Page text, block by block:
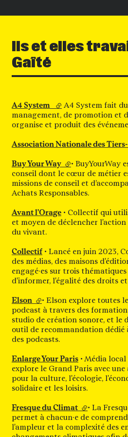
Ils et elles
Gaîté
A4 System (lien externe)
A4 System fait
management, de promotion et
organise et produit des
Association Nationale des
Buy Your Way (lien externe)
• BuyYourWay
conseil dont le cœur de métier
missions de conseil et
Achats Responsables.
Avant l'Orage • Collectif qui
et moyen de déclencher
du vivant.
Collectif • Lancé en juin 2023,
des médias, des maisons
engagé·es sur trois
d'informer, l'égalité des droits
Elson (lien externe)
• Elson explore toutes
podcast à travers des
studio de création sonore, et le
outil de recommandation dédié
des podcasts.
Enlarge Your Paris • Média
explore le Grand Paris avec
pour la culture, l'écologie,
solidaire et les loisirs.
Fresque du Climat (lien externe)
• La
permet à chacun·e de
l'ampleur et la complexité des